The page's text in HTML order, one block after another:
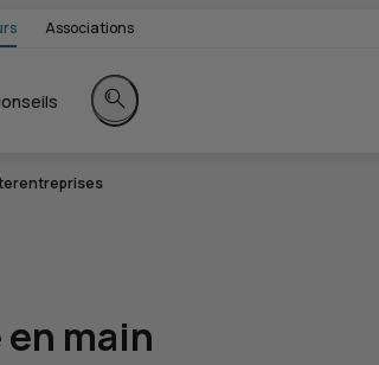
Associations
Rechercher sur le site
main